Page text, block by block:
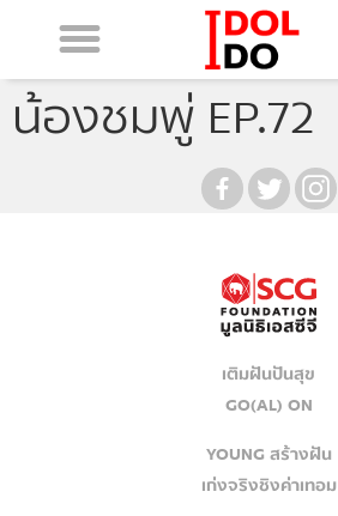
น้องชมพู่ EP.72
เติมฝันปันสุข
GO(AL) ON
YOUNG สร้างฝัน
เก่งจริงชิงค่าเทอม